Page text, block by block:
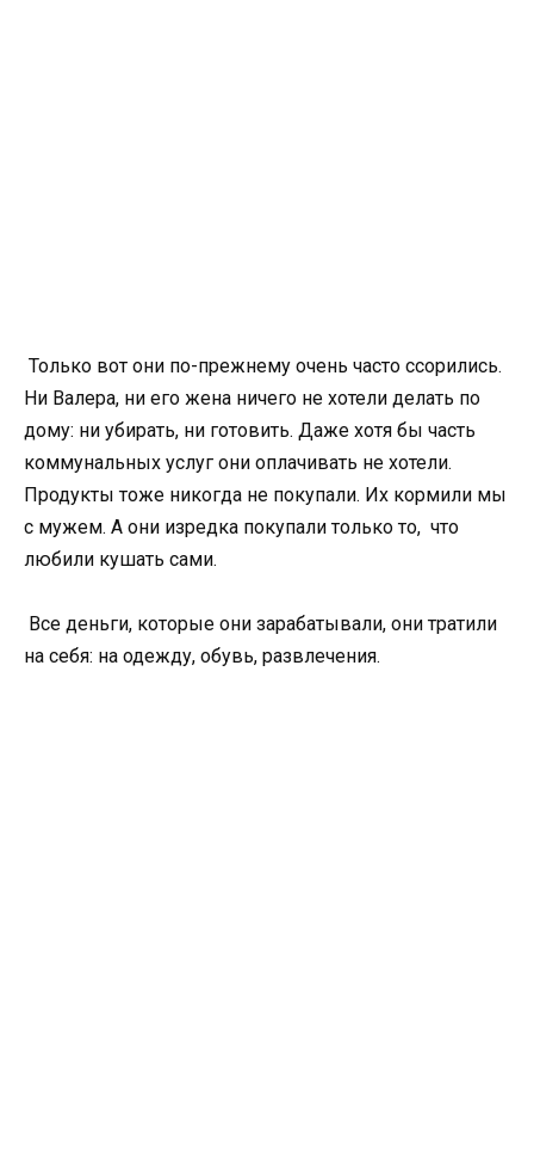
Только вот они по-прежнему очень часто ссорились.
Ни Валера, ни его жена ничего не хотели делать по
дому: ни убирать, ни готовить. Даже хотя бы часть
коммунальных услуг они оплачивать не хотели.
Продукты тоже никогда не покупали. Их кормили мы
с мужем. А они изредка покупали только то, что
любили кушать сами.
Все деньги, которые они зарабатывали, они тратили
на себя: на одежду, обувь, развлечения.